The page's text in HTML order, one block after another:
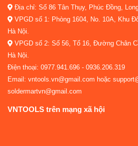
Địa chỉ: Số 86 Tân Thụy, Phúc Đồng,
VPGD số 1: Phòng 1604, No. 10A, Khu
Hà Nội.
VPGD số 2: Số 56, Tổ 16, Đường Chân
Hà Nội.
Điện thoại: 0977.941.696 - 0936.206.319
Email: vntools.vn@gmail.com hoặc
soldermartvn@gmail.com
VNTOOLS trên mạng xã hội